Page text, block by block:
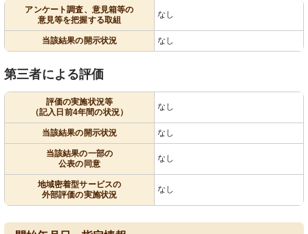
アンケート調査、意見箱等の
意見等を把握する取組
なし
当該結果の開示状況 なし
第三者による評価
評価の実施状況等
（記入日前4年間の状況）
なし
当該結果の開示状況 なし
当該結果の一部の
公表の同意
なし
地域密着型サービスの
外部評価の実施状況
なし